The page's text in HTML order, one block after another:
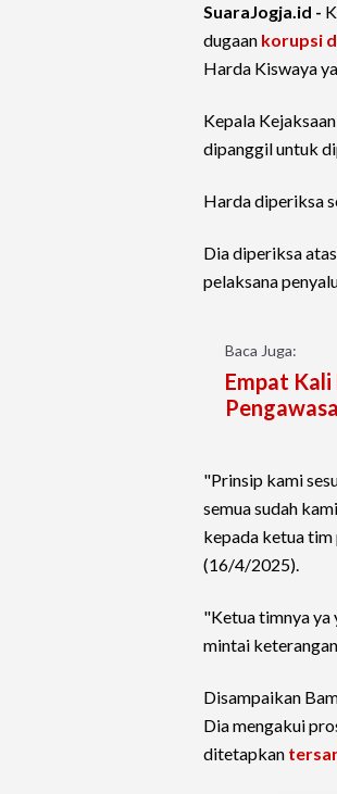
SuaraJogja.id -
dugaan korupsi
Harda Kiswaya
Kepala
dipanggil untuk
Harda diperiksa
Dia diperiksa
pelaksana
Baca Juga:
Empat Kali
"Prinsip kami
semua sudah
kepada ketua tim
(16/4/2025).
"Ketua timnya ya
mintai
Disampaikan
Dia mengakui
ditetapkan